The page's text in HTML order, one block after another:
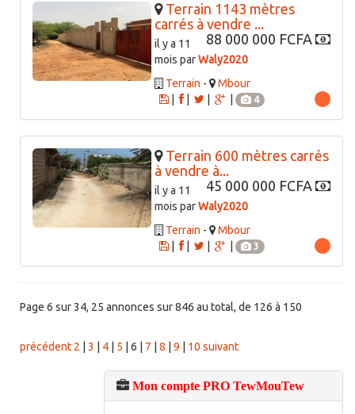
Terrain 1143 mètres
carrés à vendre ...
88 000 000 FCFA
il y a 11
mois parWaly2020
Terrain -
Mbour
|
4
Terrain 600 mètres carrés
à vendre à...
45 000 000 FCFA
il y a 11
mois parWaly2020
Terrain -
Mbour
|
3
Page 6 sur 34, 25 annonces sur 846 au total, de 126 à 150
précédent 2 3 4 5 6 7 8 9 10 suivant
Mon compte PRO TewMouTew